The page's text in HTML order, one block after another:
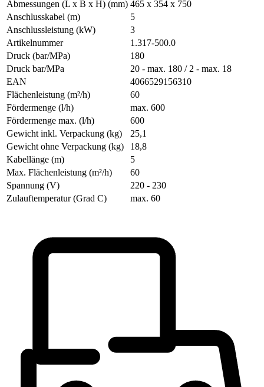
Abmessungen (L x B x H) (mm) 465 x 354 x 750
Anschlusskabel (m)
5
Anschlussleistung (kW)
3
Artikelnummer
1.317-500.0
Druck (bar/MPa)
180
Druck bar/MPa
20 - max. 180 / 2 - max. 18
EAN
4066529156310
Flächenleistung (m²/h)
60
Fördermenge (l/h)
max. 600
Fördermenge max. (l/h)
600
Gewicht inkl. Verpackung (kg)
25,1
Gewicht ohne Verpackung (kg)
18,8
Kabellänge (m)
5
Max. Flächenleistung (m²/h)
60
Spannung (V)
220 - 230
Zulauftemperatur (Grad C)
max. 60